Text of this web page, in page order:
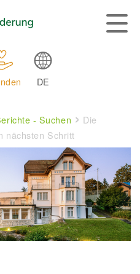
DE
- Suchen
Die
nächsten Schritt